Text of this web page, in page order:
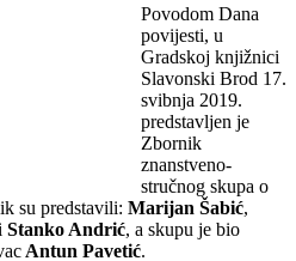
Povodom Dana
povijesti, u
Gradskoj knjižnici
Slavonski Brod 17.
svibnja 2019.
predstavljen je
Zbornik
znanstveno-
stručnog skupa o
su predstavili: Marijan Šabić,
Stanko Andrić, a skupu je bio
Antun Pavetić.